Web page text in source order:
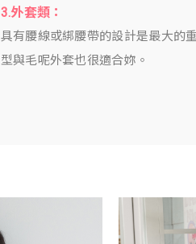
3.外套類：
具有腰線或綁腰帶的設計是最大的
型與毛呢外套也很適合妳。